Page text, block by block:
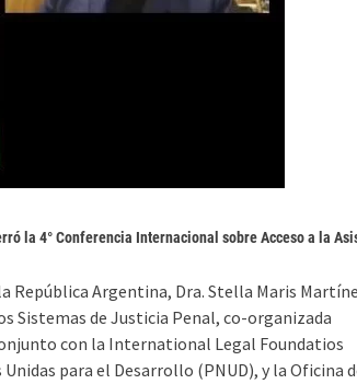
la 4° Conferencia Internacional sobre Acceso a la
República Argentina, Dra. Stella Maris
Sistemas de Justicia Penal, co-organizada
con la International Legal Foundatios
para el Desarrollo (PNUD), y la Oficina